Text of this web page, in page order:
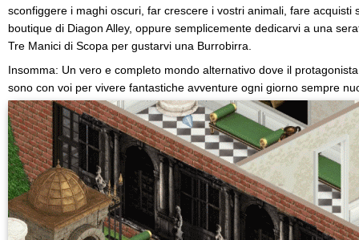
sconfiggere i maghi oscuri, far crescere i vostri animali, fare acquisti
boutique di Diagon Alley, oppure semplicemente dedicarvi a una
Tre Manici di Scopa per gustarvi una Burrobirra.
Insomma: Un vero e completo mondo alternativo dove il
sono con voi per vivere fantastiche avventure ogni giorno sempre